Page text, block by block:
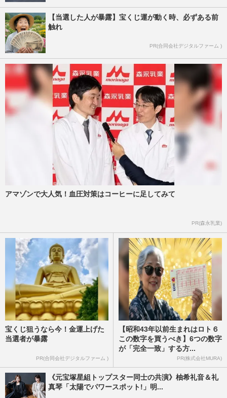
【当選した人が暴露】宝くじ運が動く時、必ずある前
触れ
PR(合同会社デジタルファーム )
アマゾンで大人気！血圧対策はコーヒーに足してみて
PR(森永乳業)
宝くじ狙うなら今！金運上げた
当選者が暴露
PR(合同会社デジタルファーム )
【昭和43年以前生まれはロト６
この数字を買うべき】6つの数字
が「完全一致」する方...
PR(株式会社MURA)
《元宝塚星組トップスター同士の共演》柚希礼音＆礼
真琴「太陽でパワースポット!」明...